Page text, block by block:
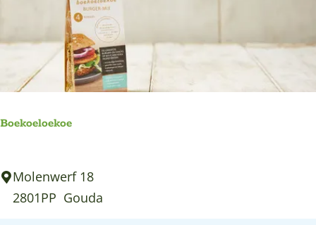
Boekoeloekoe
B Molenwerf 18
2801PP Gouda